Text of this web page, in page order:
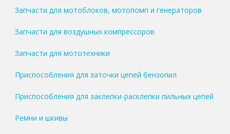
Запчасти для мотоблоков, мотопомп и генераторов
Запчасти для воздушных компрессоров
Запчасти для мототехники
Приспособления для заточки цепей бензопил
Приспособления для заклепки-расклепки пильных цепей
Ремни и шкивы